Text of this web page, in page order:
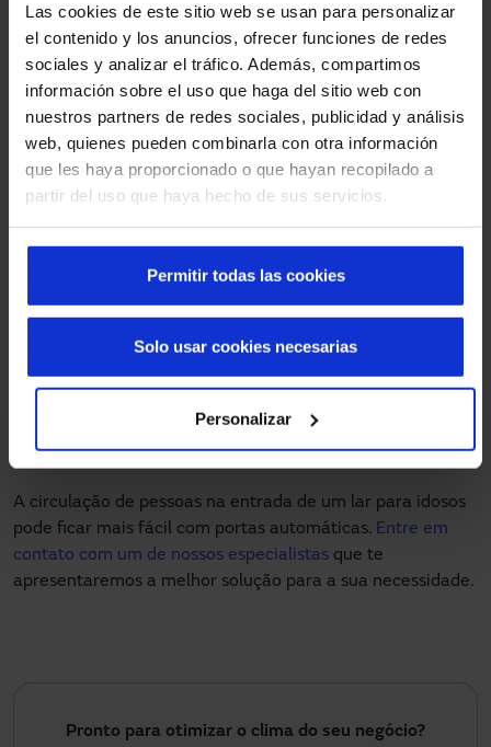
Las cookies de este sitio web se usan para personalizar
el contenido y los anuncios, ofrecer funciones de redes
sociales y analizar el tráfico. Además, compartimos
información sobre el uso que haga del sitio web con
nuestros partners de redes sociales, publicidad y análisis
web, quienes pueden combinarla con otra información
que les haya proporcionado o que hayan recopilado a
partir del uso que haya hecho de sus servicios.
Permitir todas las cookies
Personalizar
Solo usar cookies necesarias
O modelo standard é o mais utilizado, encontramos essa
porta com frequência em muitos edifícios. Paraacessos
estreitos,recomenda-se a instalação da porta de correr
telescópica, pois permite a máxima abertura em um
espaço mínimo. Já as portas de correr curva ou
semicircular costuma-se ser instaladas nas entradas dos
edifícios, pois confere um ar de elegância, sem sacrificar a
segurança oferecida por uma porta automática padrão.
A Manusa projeta, fabrica e instalaportas automáticas
para esse tipo de imóvel, o que melhora a qualidade de
vida dos funcionários e moradores. Além disso, aeficiência
aquecimento no inverno e o frio do ar condicionado no
verão não serão perdidos. Isso se deve à velocidade de
tempo possível, ajudando a minimizar a transmissão de
A circulação de pessoas na entrada de um lar para idosos
pode ficar mais fácil com portas automáticas. Entre em
contato com um de nossos especialistas que te
apresentaremos a melhor solução para a sua necessidade.
Pronto para otimizar o clima do seu negócio?